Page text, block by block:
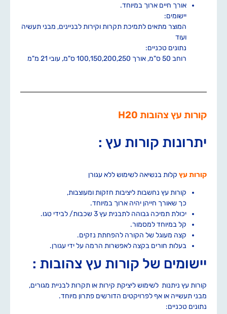
אורך חיים ארוך במיוחד.
יישומים:
המוצר מתאים לתמיכת תקרות וקירות לבניינים, מבני תעשיה
ועוד
נתונים טכניים:
רוחב 50 ס"מ, אורך 100,150,200,250 ס"מ, עובי 21 מ"מ
קורות עץ צהובות H20
יתרונות קורות עץ :
קורות עץ קלות בנשיאה לשימוש ללא עגורן
קורות עץ נחשבות ליציבות חזקות ומעוצבות,
כך שאורך חייהן יהיה ארוך במיוחד.
יכולת תמיכה גבוהה לתבנית עץ 3 שכבות/ לבידי טגו.
קל במיוחד למסמור.
קצה מעוגל של הקורה להפחתת נזקים.
בעלות חורים בקצה לאפשרות הרמה על ידי עגורן.
יישומים של קורות עץ צהובות :
קורות עץ ניתנות לשימוש ליציקת קירות או תקרות לבניית מגורים,
מבני תעשייה או אף לפרויקטים הדורשים פתרון מיוחד.
נתונים טכניים: